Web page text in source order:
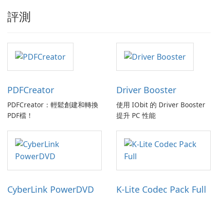
評測
PDFCreator
PDFCreator：輕鬆創建和轉換
PDF檔！
Driver Booster
使用 IObit 的 Driver Booster
提升 PC 性能
CyberLink PowerDVD K-Lite Codec Pack Full